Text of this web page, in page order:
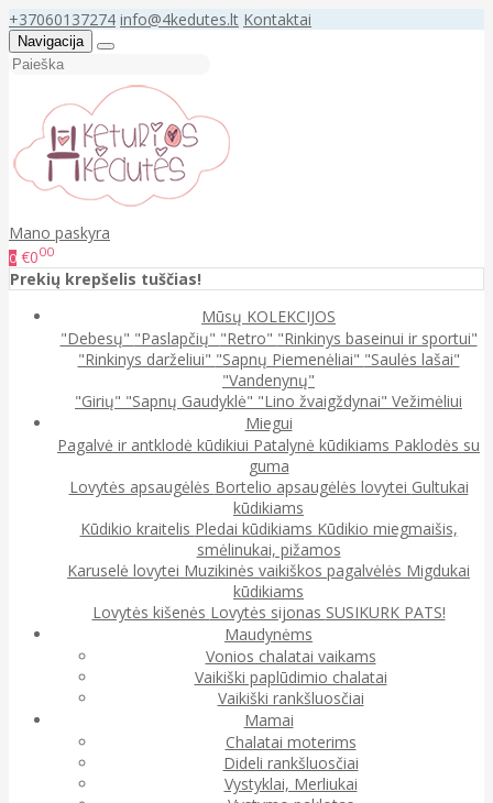
+37060137274 info@4kedutes.lt Kontaktai
Navigacija
Mano paskyra
0 €000
Prekių krepšelis tuščias!
Mūsų KOLEKCIJOS
"Debesų" "Paslapčių" "Retro" "Rinkinys baseinui ir sportui"
"Rinkinys darželiui" "Sapnų Piemenėliai" "Saulės lašai"
"Vandenynų"
"Girių" "Sapnų Gaudyklė" "Lino žvaigždynai" Vežimėliui
Miegui
Pagalvė ir antklodė kūdikiui Patalynė kūdikiams Paklodės su
guma
Lovytės apsaugėlės Bortelio apsaugėlės lovytei Gultukai
kūdikiams
Kūdikio kraitelis Pledai kūdikiams Kūdikio miegmaišis,
smėlinukai, pižamos
Karuselė lovytei Muzikinės vaikiškos pagalvėlės Migdukai
kūdikiams
Lovytės kišenės Lovytės sijonas SUSIKURK PATS!
Maudynėms
Vonios chalatai vaikams
Vaikiški paplūdimio chalatai
Vaikiški rankšluosčiai
Mamai
Chalatai moterims
Dideli rankšluosčiai
Vystyklai, Merliukai